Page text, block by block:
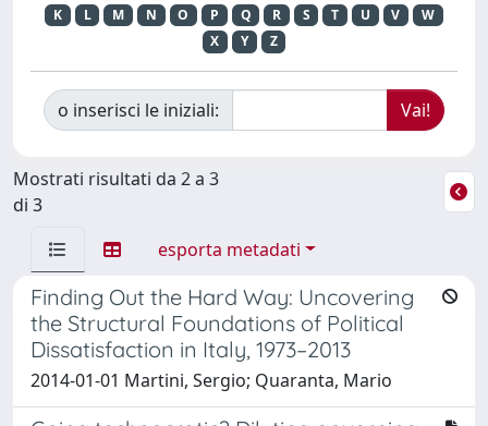
K
L M N O P Q R S T U V
W
X
Y Z
o inserisci le iniziali:
Mostrati risultati da 2 a 3
di 3
esporta metadati
Finding Out the Hard Way: Uncovering
the Structural Foundations of Political
Dissatisfaction in Italy, 1973–2013
2014-01-01 Martini, Sergio; Quaranta, Mario